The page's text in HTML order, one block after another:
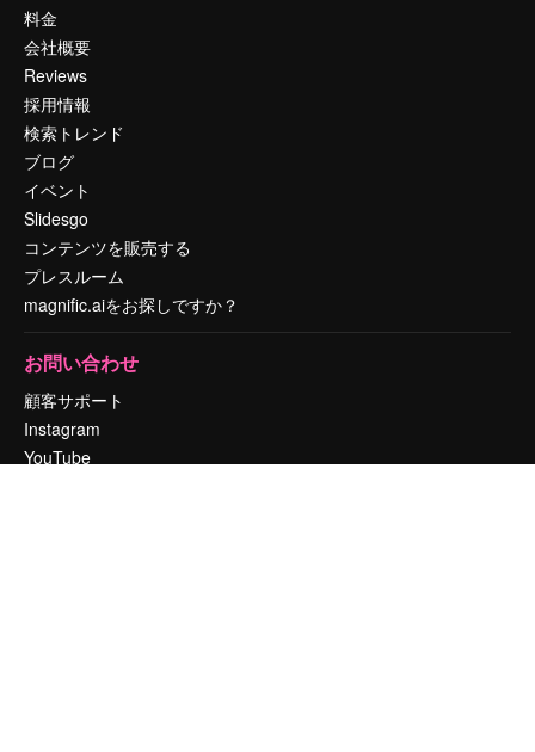
料金
会社概要
Reviews
採用情報
検索トレンド
ブログ
イベント
Slidesgo
コンテンツを販売する
プレスルーム
magnific.aiをお探しですか？
お問い合わせ
顧客サポート
Instagram
YouTube